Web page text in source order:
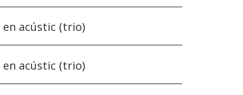
en acústic (trio)
en acústic (trio)